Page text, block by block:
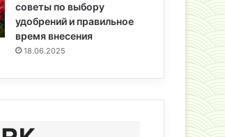
советы по выбору
удобрений и правильное
время внесения
18.06.2025